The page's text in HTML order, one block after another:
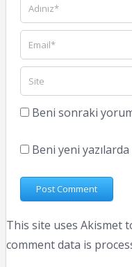
Beni sonraki
Beni yeni
This site uses Akismet
comment data is